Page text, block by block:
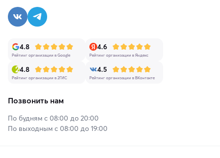
4.8
Рейтинг организации в Google
4.6
Рейтинг организации в Яндекс
4.8
Рейтинг организации в 2ГИС
4.5
Рейтинг организации в ВКонтакте
Позвонить нам
По будням с 08:00 до 20:00
По выходным с 08:00 до 19:00